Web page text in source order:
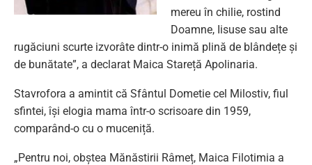
mereu în chilie, rostind
Doamne, Iisuse sau alte
rugăciuni scurte izvorâte dintr-o inimă plină de blândețe și
de bunătate”, a declarat Maica Stareță Apolinaria.
Stavrofora a amintit că Sfântul Dometie cel Milostiv, fiul
sfintei, își elogia mama într-o scrisoare din 1959,
comparând-o cu o muceniță.
„Pentru noi, obștea Mănăstirii Râmeț, Maica Filotimia a